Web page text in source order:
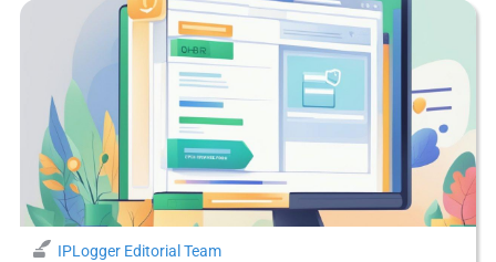
IPLogger Editorial Team